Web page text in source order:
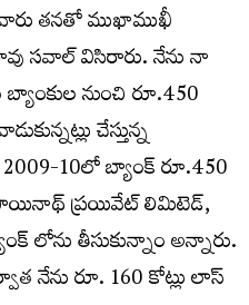
తనతో ముఖాముఖీ
సవాల్ విసిరారు. నేను నా
నుంచి రూ.450
చేస్తున్న
10లో బ్యాంక్ రూ.450
సాయినాథ్ ప్రయివేట్ లిమిటెడ్,
లోను తీసుకున్నాం అన్నారు.
నేను రూ. 160 కోట్లు లాస్